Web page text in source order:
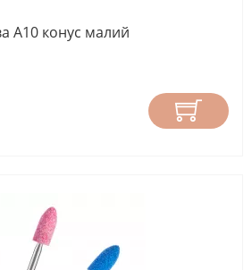
А10 конус малий